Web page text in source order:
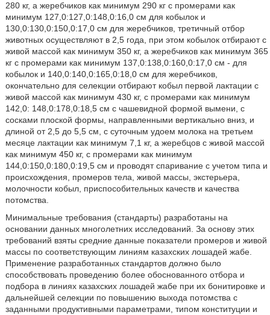
280 кг, а жеребчиков как минимум 290 кг с промерами как
минимум 127,0:127,0:148,0:16,0 см для кобылок и
130,0:130,0:150,0:17,0 см для жеребчиков, третичный отбор
животных осуществляют в 2,5 года, при этом кобылок отбирают с
живой массой как минимум 350 кг, а жеребчиков как минимум 365
кг с промерами как минимум 137,0:138,0:160,0:17,0 см - для
кобылок и 140,0:140,0:165,0:18,0 см для жеребчиков,
окончательно для селекции отбирают кобыл первой лактации с
живой массой как минимум 430 кг, с промерами как минимум
142,0: 148,0:178,0:18,5 см с чашевидной формой вымени, с
сосками плоской формы, направленными вертикально вниз, и
длиной от 2,5 до 5,5 см, с суточным удоем молока на третьем
месяце лактации как минимум 7,1 кг, а жеребцов с живой массой
как минимум 450 кг, с промерами как минимум
144,0:150,0:180,0:19,5 см и проводят спаривание с учетом типа и
происхождения, промеров тела, живой массы, экстерьера,
молочности кобыл, приспособительных качеств и качества
потомства.
Минимальные требования (стандарты) разработаны на
основании данных многолетних исследований. За основу этих
требований взяты средние данные показатели промеров и живой
массы по соответствующим линиям казахских лошадей жабе.
Применение разработанных стандартов должно было
способствовать проведению более обоснованного отбора и
подбора в линиях казахских лошадей жабе при их бонитировке и
дальнейшей селекции по повышению выхода потомства с
заданными продуктивными параметрами, типом конституции и